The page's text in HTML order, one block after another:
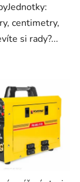
centimetry,
si rady?...